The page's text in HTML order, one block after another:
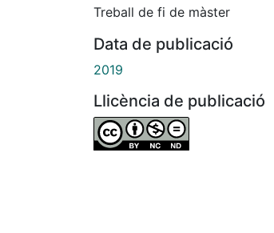
Treball de fi de màster
Data de publicació
2019
Llicència de publicació